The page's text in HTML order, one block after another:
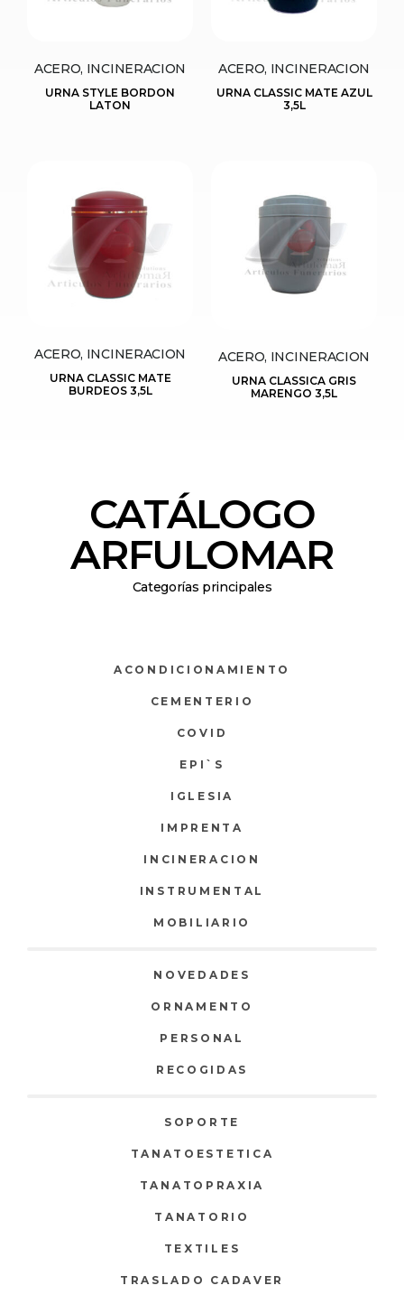
ACERO, INCINERACION
URNA STYLE BORDON
LATON
ACERO, INCINERACION
URNA CLASSIC MATE AZUL
3,5L
ACERO, INCINERACION
URNA CLASSIC MATE
BURDEOS 3,5L
ACERO, INCINERACION
URNA CLASSICA GRIS
MARENGO 3,5L
CATÁLOGO
ARFULOMAR
Categorías principales
ACONDICIONAMIENTO
CEMENTERIO
COVID
EPI`S
IGLESIA
IMPRENTA
INCINERACION
INSTRUMENTAL
MOBILIARIO
NOVEDADES
ORNAMENTO
PERSONAL
RECOGIDAS
SOPORTE
TANATOESTETICA
TANATOPRAXIA
TANATORIO
TEXTILES
TRASLADO CADAVER